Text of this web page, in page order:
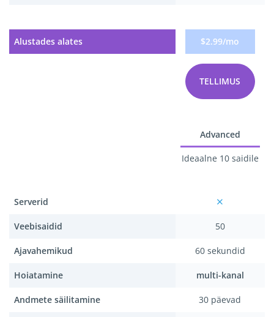
Alustades alates $2.99/mo
TELLIMUS
Serverid
Veebisaidid
Ajavahemikud
Hoiatamine
Andmete säilitamine
Advanced
Ideaalne 10 saidile
50
60 sekundid
multi-kanal
30 päevad